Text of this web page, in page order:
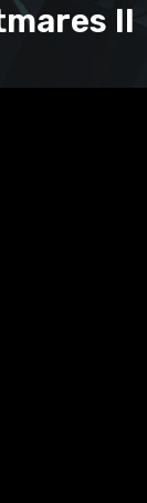
II